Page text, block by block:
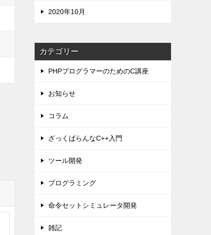
2020年10月
カテゴリー
PHPプログラマーのためのC講座
お知らせ
コラム
ざっくばらんなC++入門
ツール開発
プログラミング
命令セットシミュレータ開発
雑記